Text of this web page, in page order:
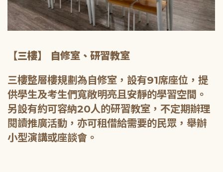
【三樓】 自修室、研習教室
三樓整層樓規劃為自修室，設有91席座位，提
供學生及考生們寬敞明亮且安靜的學習空間。
另設有約可容納20人的研習教室，不定期辦理
閱讀推廣活動，亦可租借給需要的民眾，舉辦
小型演講或座談會。